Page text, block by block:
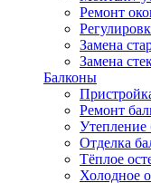
Ремонт
Замена
Замена
Балконы
Ремонт
Утепление
Отделка
Тёплое
Холодное